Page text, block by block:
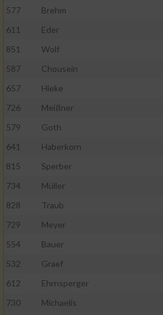
577
Brehm
611
Eder
851
Wolf
587
Chousein
657
Hieke
726
Meißner
579
Goth
641
Haberkorn
815
Sperber
734
Müller
828
Traub
729
Meyer
554
Bauer
532
Graef
612
Ehrnsperger
730
Michaelis